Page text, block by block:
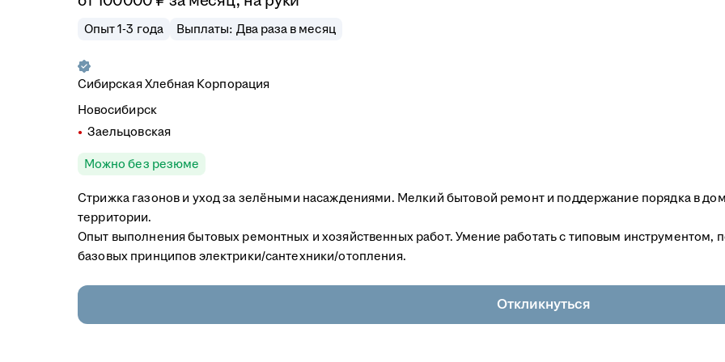
Опыт 1-3 года Выплаты: Два раза в месяц
Сибирская Хлебная Корпорация
Новосибирск
Заельцовская
Можно без резюме
Стрижка газонов и уход за зелёными насаждениями. Мелкий бытовой ремонт и поддержание порядка в
территории.
Опыт выполнения бытовых ремонтных и хозяйственных работ. Умение работать с типовым инструментом,
базовых принципов электрики/сантехники/отопления.
Откликнуться